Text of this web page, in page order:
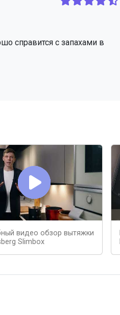
справится с запахами в
видео обзор вытяжки
Slimbox